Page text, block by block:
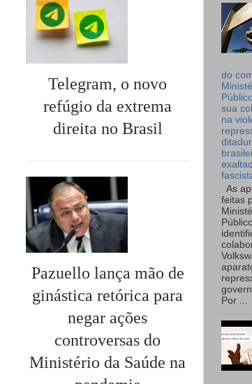
Telegram, o novo
refúgio da extrema
direita no Brasil
Pazuello lança mão de
ginástica retórica para
negar ações
controversas do
Ministério da Saúde na
do
sua
na
As
feitas
Por ...